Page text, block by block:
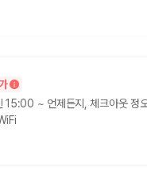
트카 사무실까지의 이동
종입니다.
것이 좋습니다.
15:00 ~ 언제든지, 체크아웃 정